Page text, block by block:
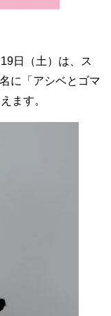
日（土）は、ス
に「アシベとゴマ
ます。